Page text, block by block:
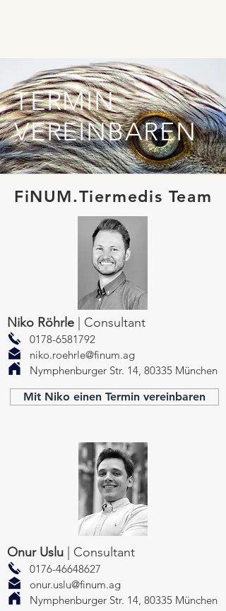
TERMIN
VEREINBAREN
FiNUM.Tiermedis Team
Niko Röhrle Consultant
0178-6581792
niko.roehrle@finum.ag
Nymphenburger Str. 14, 80335 München
Mit Niko einen Termin vereinbaren
Onur Uslu | Consultant
0176-46648627
onur.uslu@finum.ag
Nymphenburger Str. 14, 80335 München